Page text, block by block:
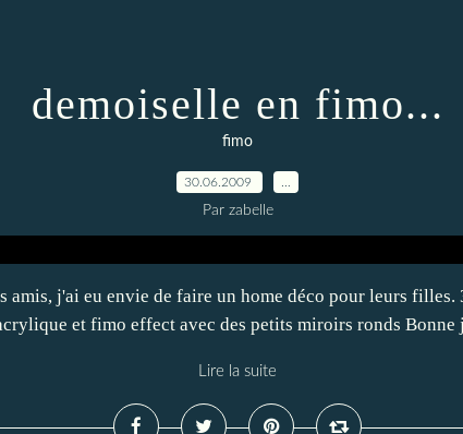
demoiselle en fimo...
fimo
30.06.2009
Par zabelle
amis, j'ai eu envie de faire un home déco pour leurs filles.
et fimo effect avec des petits miroirs ronds Bonne
Lire la suite